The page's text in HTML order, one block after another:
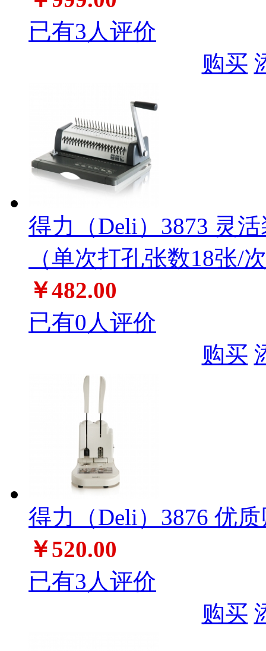
已有3人评价
购买
得力（Deli）3873 灵
（单次打孔张数18张/
￥482.00
已有0人评价
购买
得力（Deli）3876 优
￥520.00
已有3人评价
购买